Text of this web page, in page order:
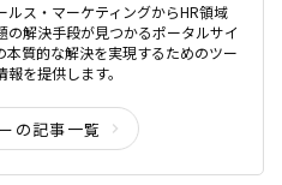
ルス・マーケティングからHR領域
の解決手段が見つかるポータルサイ
本質的な解決を実現するためのツー
報を提供します。
の記事一覧